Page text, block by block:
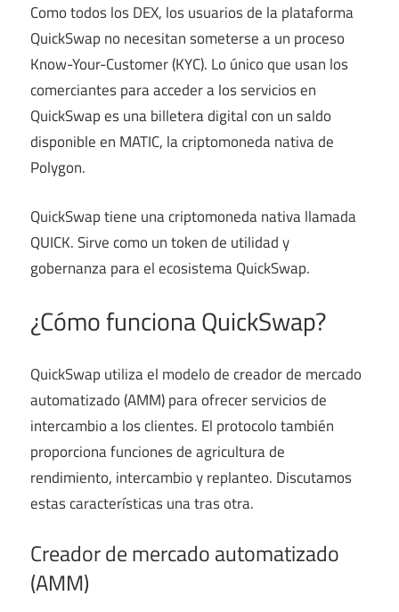
Como todos los DEX, los usuarios de la plataforma
QuickSwap no necesitan someterse a un proceso
Know-Your-Customer (KYC). Lo único que usan los
comerciantes para acceder a los servicios en
QuickSwap es una billetera digital con un saldo
disponible en MATIC, la criptomoneda nativa de
Polygon.
QuickSwap tiene una criptomoneda nativa llamada
QUICK. Sirve como un token de utilidad y
gobernanza para el ecosistema QuickSwap.
¿Cómo funciona QuickSwap?
QuickSwap utiliza el modelo de creador de mercado
automatizado (AMM) para ofrecer servicios de
intercambio a los clientes. El protocolo también
proporciona funciones de agricultura de
rendimiento, intercambio y replanteo. Discutamos
estas características una tras otra.
Creador de mercado automatizado
(AMM)